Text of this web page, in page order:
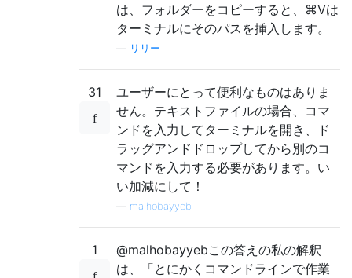
は、フォルダーをコピーすると、⌘Vは
ターミナルにそのパスを挿入します。
リリー
31
ユーザーにとって便利なものはありま
せん。テキストファイルの場合、コマ
ンドを入力してターミナルを開き、ド
ラッグアンドドロップしてから別のコ
マンドを入力する必要があります。い
い加減にして！
malhobayyeb
1
@malhobayyebこの答えの私の解釈
は、「とにかくコマンドラインで作業